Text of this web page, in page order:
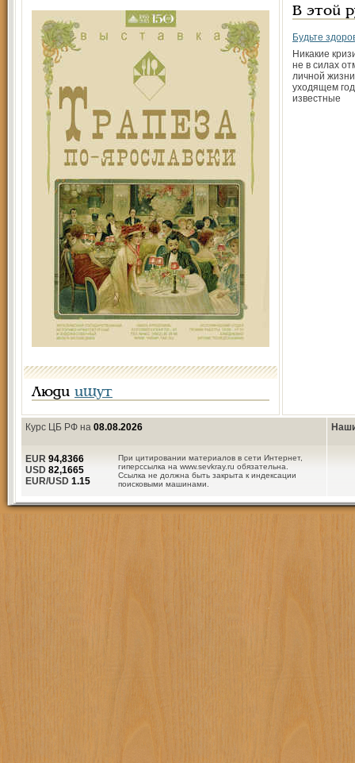
Люди ищут
В этой
Будьте
Никакие
не в силах
личной
уходящем
известные
Курс ЦБ РФ на 08.08.2026
При цитировании материалов в сети Интернет,
гиперссылка на www.sevkray.ru обязательна.
Ссылка не должна быть закрыта к индексации
поисковыми машинами.
EUR 94,8366
USD 82,1665
EUR/USD 1.15